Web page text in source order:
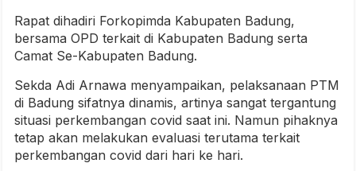
Rapat dihadiri Forkopimda Kabupaten Badung,
bersama OPD terkait di Kabupaten Badung serta
Camat Se-Kabupaten Badung.
Sekda Adi Arnawa menyampaikan, pelaksanaan PTM
di Badung sifatnya dinamis, artinya sangat tergantung
situasi perkembangan covid saat ini. Namun pihaknya
tetap akan melakukan evaluasi terutama terkait
perkembangan covid dari hari ke hari.